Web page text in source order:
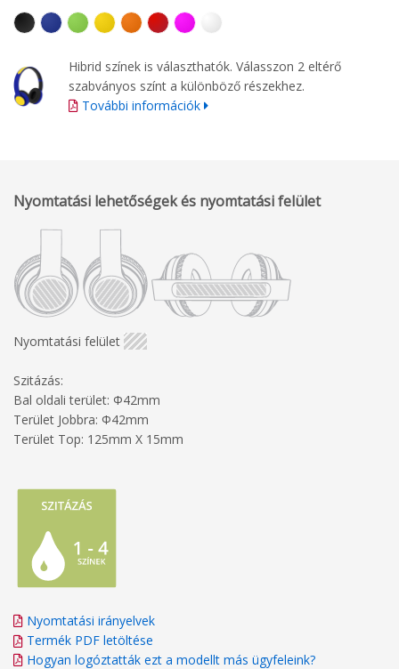
Hibrid színek is választhatók. Válasszon 2 eltérő
szabványos színt a különböző részekhez.
További információk
Nyomtatási lehetőségek és nyomtatási felület
Nyomtatási felület
Szitázás:
Bal oldali terület: Φ42mm
Terület Jobbra: Φ42mm
Terület Top: 125mm X 15mm
Nyomtatási irányelvek
Termék PDF letöltése
Hogyan logóztatták ezt a modellt más ügyfeleink?